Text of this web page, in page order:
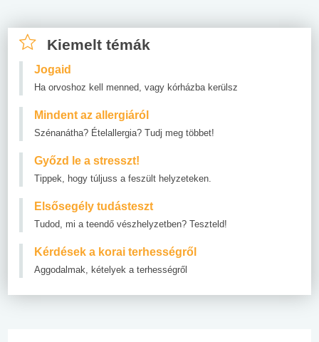
Kiemelt témák
Jogaid
Ha orvoshoz kell menned, vagy kórházba kerülsz
Mindent az allergiáról
Szénanátha? Ételallergia? Tudj meg többet!
Győzd le a stresszt!
Tippek, hogy túljuss a feszült helyzeteken.
Elsősegély tudásteszt
Tudod, mi a teendő vészhelyzetben? Teszteld!
Kérdések a korai terhességről
Aggodalmak, kételyek a terhességről